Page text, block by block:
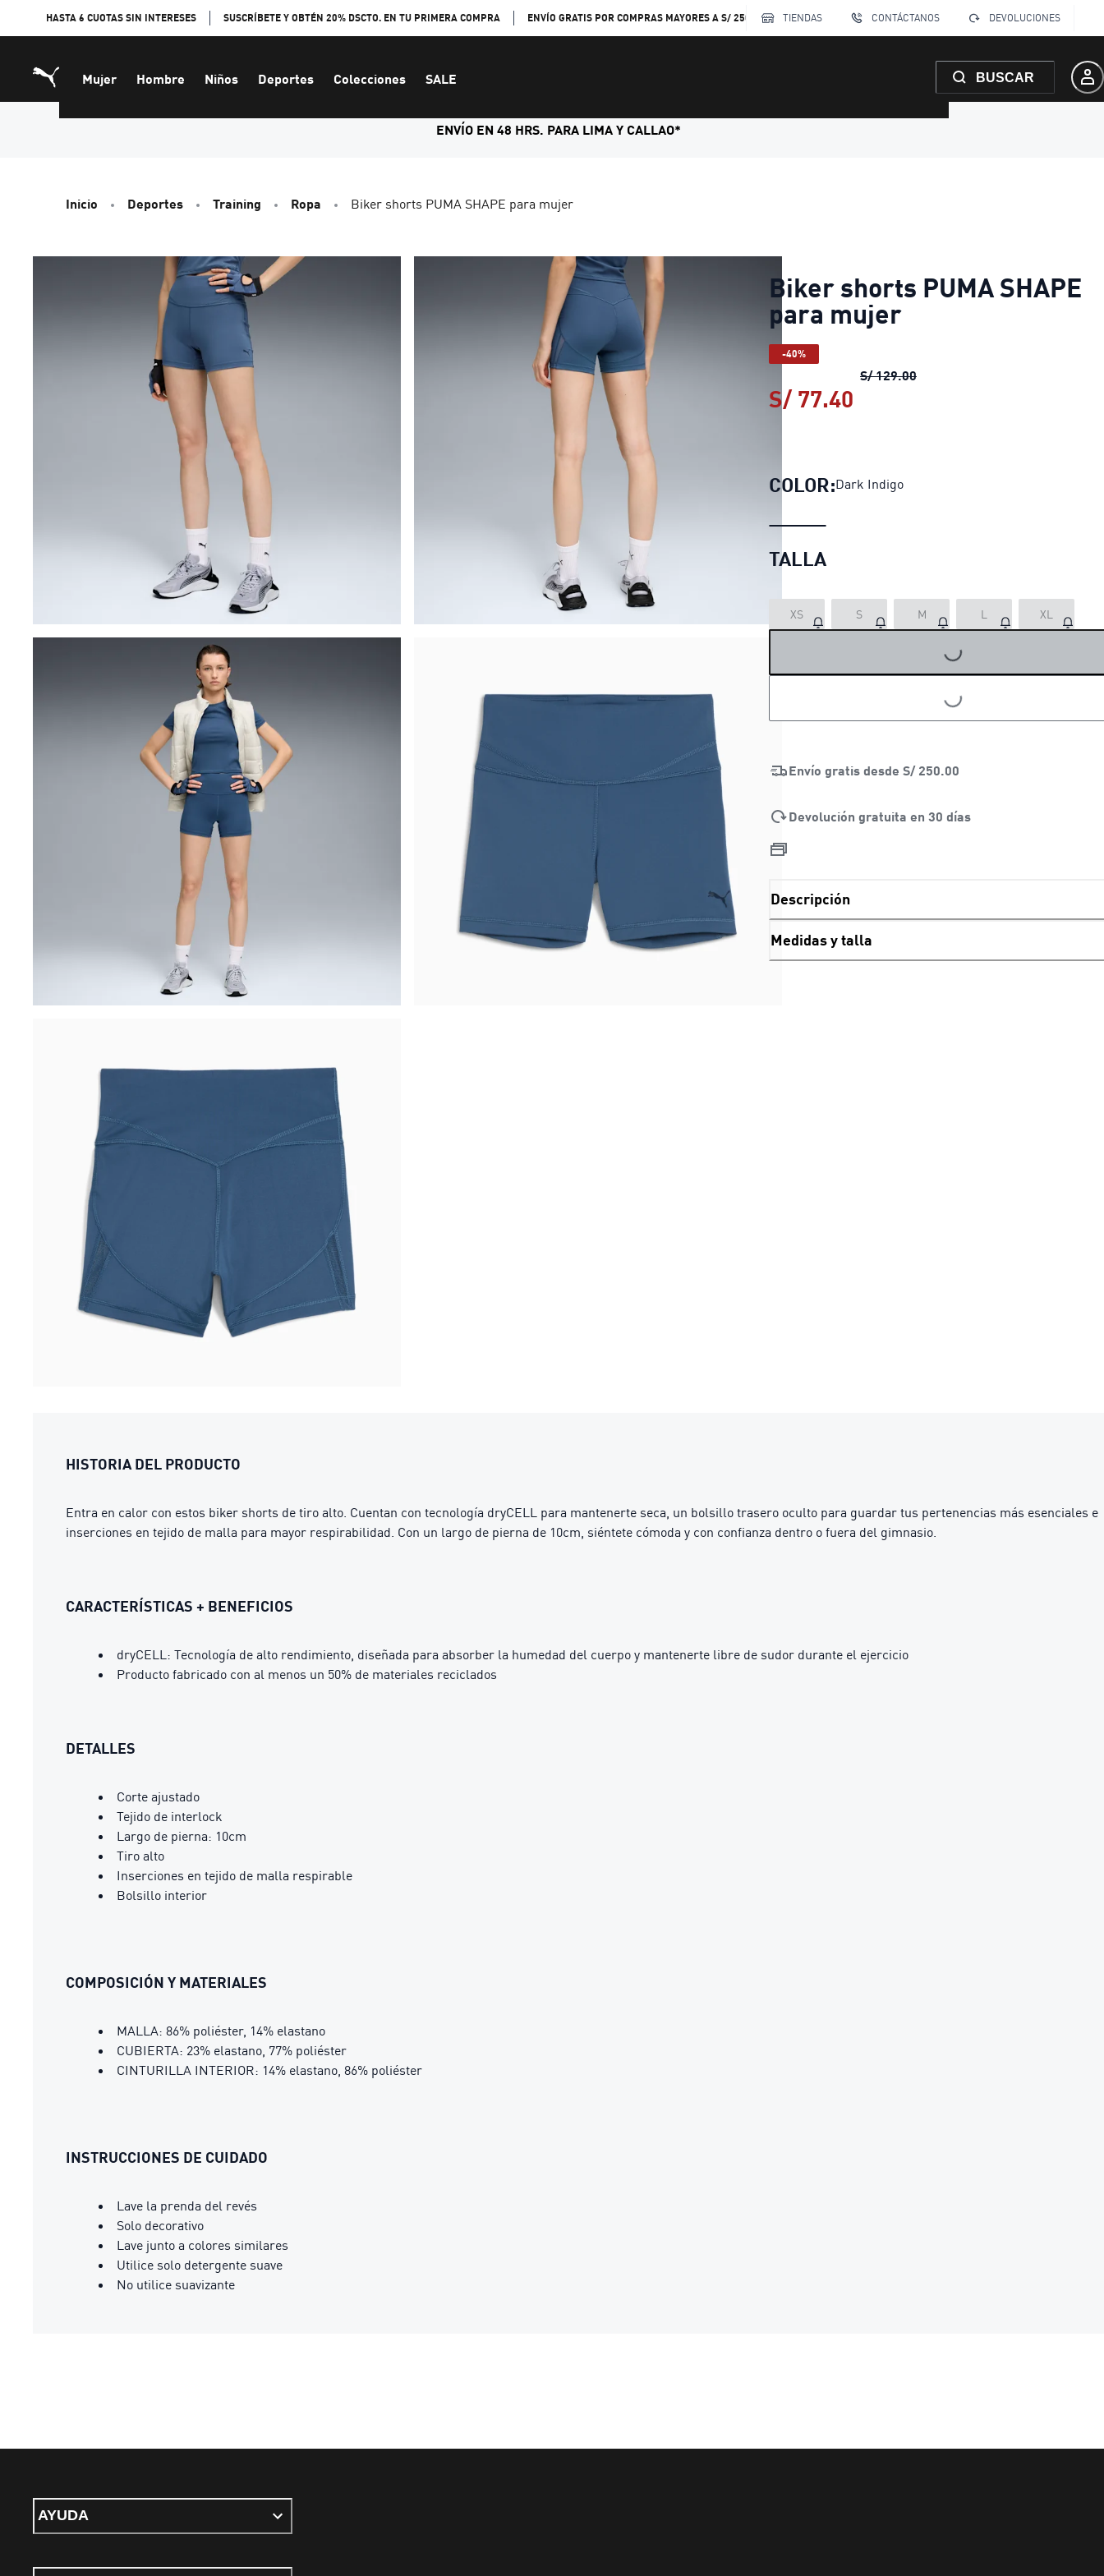
HASTA 6 CUOTAS SIN INTERESES SUSCRÍBETE Y OBTÉN 20% DSCTO. EN TU PRIMERA COMPRA ENVÍO GRATIS POR COMPRAS MAYORES A S/ 250 TIENDAS CONTÁCTANOS DEVOLUCIONES
Mujer Hombre Niños Deportes Colecciones SALE BUSCAR
ENVÍO EN 48 HRS. PARA LIMA Y CALLAO*
Inicio Deportes Training Ropa Biker shorts PUMA SHAPE para mujer
Biker shorts PUMA SHAPE
para mujer
-40%
S/ 129.00Biker shorts PUMA SHAPE
S/ 77.40
COLOR:Dark Indigo
TALLA
XS S M L XL
LOADING...
LOADING...
Envío gratis desde S/ 250.00
Devolución gratuita en 30 días
Descripción
Medidas y talla
HISTORIA DEL PRODUCTO
Entra en calor con estos biker shorts de tiro alto. Cuentan con tecnología dryCELL para mantenerte seca, un bolsillo trasero oculto para guardar tus pertenencias más esenciales e
inserciones en tejido de malla para mayor respirabilidad. Con un largo de pierna de 10cm, siéntete cómoda y con confianza dentro o fuera del gimnasio.
CARACTERÍSTICAS + BENEFICIOS
dryCELL: Tecnología de alto rendimiento, diseñada para absorber la humedad del cuerpo y mantenerte libre de sudor durante el ejercicio
Producto fabricado con al menos un 50% de materiales reciclados
DETALLES
Corte ajustado
Tejido de interlock
Largo de pierna: 10cm
Tiro alto
Inserciones en tejido de malla respirable
Bolsillo interior
COMPOSICIÓN Y MATERIALES
MALLA: 86% poliéster, 14% elastano
CUBIERTA: 23% elastano, 77% poliéster
CINTURILLA INTERIOR: 14% elastano, 86% poliéster
INSTRUCCIONES DE CUIDADO
Lave la prenda del revés
Solo decorativo
Lave junto a colores similares
Utilice solo detergente suave
No utilice suavizante
AYUDA